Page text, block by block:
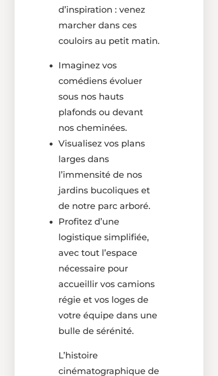
d’inspiration : venez
marcher dans ces
couloirs au petit matin.
Imaginez vos
comédiens évoluer
sous nos hauts
plafonds ou devant
nos cheminées.
Visualisez vos plans
larges dans
l’immensité de nos
jardins bucoliques et
de notre parc arboré.
Profitez d’une
logistique simplifiée,
avec tout l’espace
nécessaire pour
accueillir vos camions
régie et vos loges de
votre équipe dans une
bulle de sérénité.
L’histoire
cinématographique de